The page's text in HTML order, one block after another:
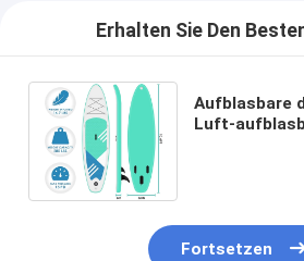
Erhalten Sie Den
Aufblasbare
Luft-
Fortsetzen